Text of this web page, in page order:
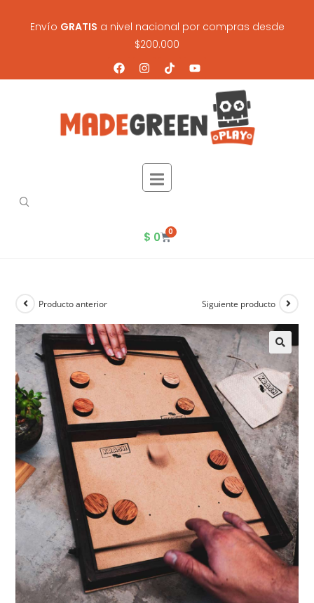
Envío GRATIS a nivel nacional por compras desde
$200.000
$ 0 0
Producto anterior Siguiente producto